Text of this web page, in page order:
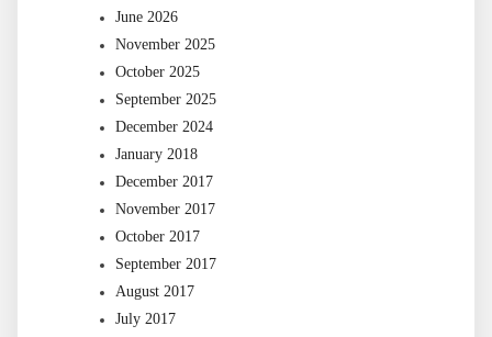
June 2026
November 2025
October 2025
September 2025
December 2024
January 2018
December 2017
November 2017
October 2017
September 2017
August 2017
July 2017